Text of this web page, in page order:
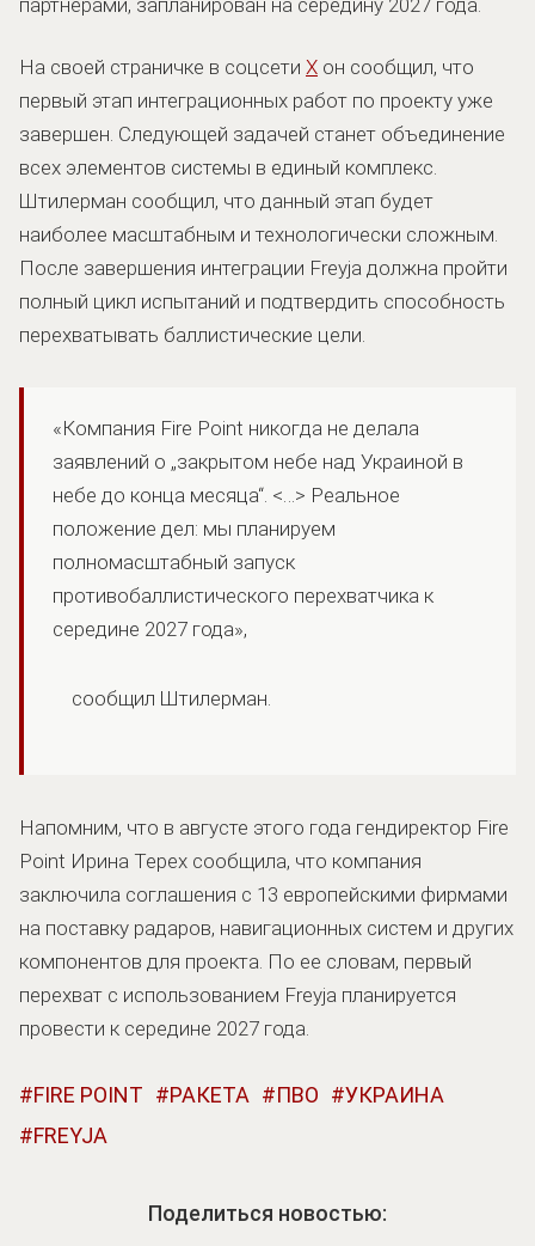
На своей страничке в соцсети X он сообщил, что
первый этап интеграционных работ по проекту уже
завершен. Следующей задачей станет объединение
всех элементов системы в единый комплекс.
Штилерман сообщил, что данный этап будет
наиболее масштабным и технологически сложным.
После завершения интеграции Freyja должна пройти
полный цикл испытаний и подтвердить способность
перехватывать баллистические цели.
«Компания Fire Point никогда не делала
заявлений о „закрытом небе над Украиной в
небе до конца месяца“. <…> Реальное
положение дел: мы планируем
полномасштабный запуск
противобаллистического перехватчика к
середине 2027 года»,
сообщил Штилерман.
Напомним, что в августе этого года гендиректор Fire
Point Ирина Терех сообщила, что компания
заключила соглашения с 13 европейскими фирмами
на поставку радаров, навигационных систем и других
компонентов для проекта. По ее словам, первый
перехват с использованием Freyja планируется
провести к середине 2027 года.
FIRE POINT РАКЕТА ПВО
УКРАИНА
FREYJA
Поделиться новостью: